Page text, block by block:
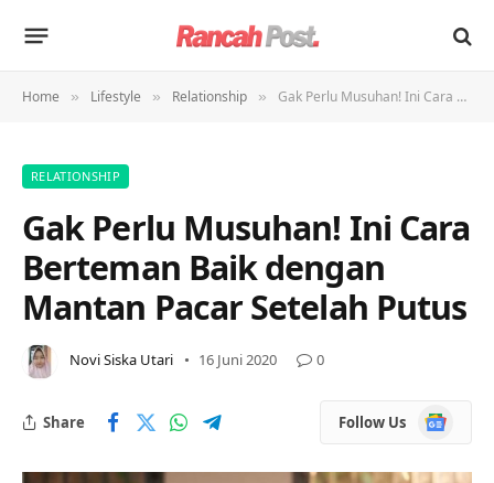
Home » Lifestyle » Relationship » Gak Perlu Musuhan! Ini Cara Berteman Baik dengan Mantan Pacar Setelah Putus
RELATIONSHIP
Gak Perlu Musuhan! Ini Cara
Berteman Baik dengan
Mantan Pacar Setelah Putus
Novi Siska Utari 16 Juni 2020 0
Share Follow Us
Google
News